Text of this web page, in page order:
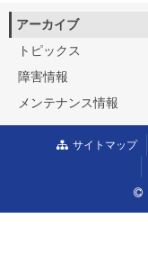
アーカイブ
トピックス
障害情報
メンテナンス情報
サイトマップ